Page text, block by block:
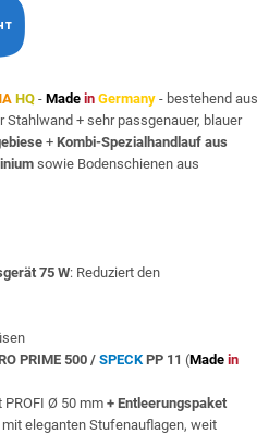
HQ - Made in Germany - bestehend aus
+ sehr passgenauer, blauer
+ Kombi-Spezialhandlauf aus
sowie Bodenschienen aus
75 W: Reduziert den
PRIME 500 / SPECKPP 11 (Made in
PROFI Ø 50 mm + Entleerungspaket
eleganten Stufenauflagen, weit